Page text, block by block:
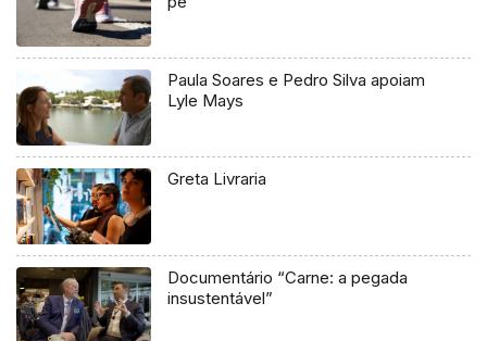
Paula Soares e Pedro Silva apoiam
Lyle Mays
Greta Livraria
Documentário “Carne: a pegada
insustentável”